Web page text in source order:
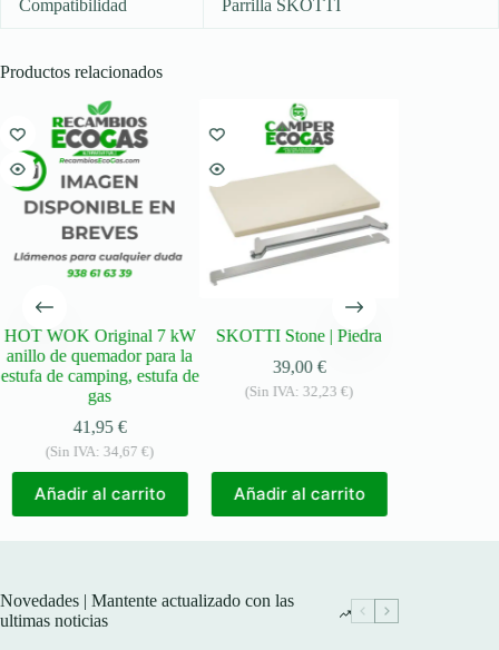
Compatibilidad Parrilla SKOTTI
Productos relacionados
HOT WOK Original 7 kW
anillo de quemador para la
estufa de camping, estufa de
gas
41,95 €
(Sin IVA:34,67€)
Añadir al carrito
SKOTTI Stone | Piedra
39,00 €
(Sin IVA:32,23€)
Añadir al carrito
Novedades | Mantente actualizado con las
ultimas noticias